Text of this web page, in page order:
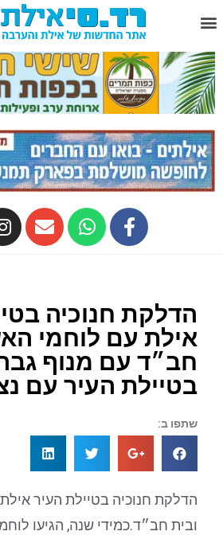
הדלקת חנוכיה
אילת עם לוחמי
חב״ד עם מנוף
בטיילת העיר עם
שתפו ב:
הדלקת חנוכיה בטיילת העיר
ובית חב״ד.כמידי שנה, הגיעו